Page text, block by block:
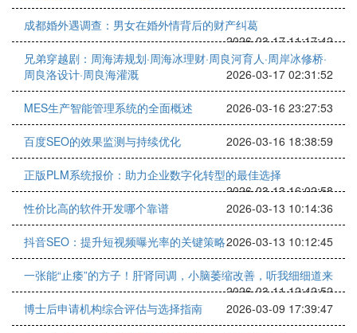
成都婚外遇调查：男女在婚外情背后的财产纠葛
2026-03-17 11:17:42
兄弟穿越剧：周海涛规划·周海冰理财·周良河育人·周岸冰修桥·
周良洛设计·周良海灌溉
2026-03-17 02:31:52
MES生产智能管理系统的全面概述 2026-03-16 23:27:53
百度SEO的效果监测与持续优化 2026-03-16 18:38:59
正版PLM系统报价：助力企业数字化转型的最佳选择
2026-03-13 16:02:58
性价比高的软件开发哪个靠谱
2026-03-13 10:14:36
抖音SEO：提升短视频曝光率的关键策略2026-03-13 10:12:45
一张能“止痿”的方子！肝肾同调，小脑萎缩改善，听我细细道来
2026-03-11 12:42:52
博士后申请机构综合评估与选择指南
2026-03-09 17:39:47